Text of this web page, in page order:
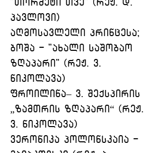
"თორმეტი თვე" (რეჟ. დ.
პავლოვი)
აღმოსავლელი პრინცესა;
ბოშა - "ახალი საშობაო
ზღაპარი" (რეჟ. ვ.
ნიკოლავა)
ფროილინა– ვ. შექსპირის
„ზამთრის ზღაპარი“ (რეჟ.
ვ. ნიკოლავა)
ვერონიკა პოლონსკაია -